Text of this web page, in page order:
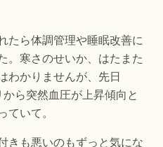
たら体調管理や睡眠改善に
。寒さのせいか、はたまた
わかりませんが、先日
ら突然血圧が上昇傾向と
ていて。
きも悪いのもずっと気にな